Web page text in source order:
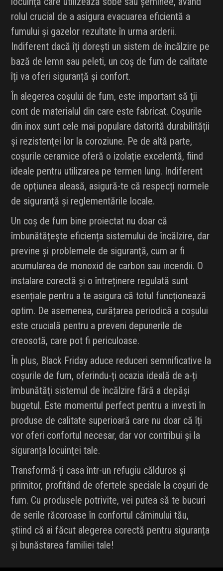
rolul crucial de a asigura evacuarea eficientă a
fumului și gazelor rezultate în urma arderii.
Indiferent dacă îți dorești un sistem de încălzire pe
bază de lemn sau peleti, un coș de fum de calitate
îți va oferi siguranță și confort.
În alegerea coșului de fum, este important să ții
cont de materialul din care este fabricat. Coșurile
din inox sunt cele mai populare datorită durabilității
și rezistenței lor la coroziune. Pe de altă parte,
coșurile ceramice oferă o izolație excelentă, fiind
ideale pentru utilizarea pe termen lung. Indiferent
de opțiunea aleasă, asigură-te că respecți normele
de siguranță și reglementările locale.
Un coș de fum bine proiectat nu doar că
îmbunătățește eficiența sistemului de încălzire, dar
previne și problemele de siguranță, cum ar fi
acumularea de monoxid de carbon sau incendii. O
instalare corectă și o întreținere regulată sunt
esențiale pentru a te asigura că totul funcționează
optim. De asemenea, curățarea periodică a coșului
este crucială pentru a preveni depunerile de
creosotă, care pot fi periculoase.
În plus, Black Friday aduce reduceri semnificative la
coșurile de fum, oferindu-ți ocazia ideală de a-ți
îmbunătăți sistemul de încălzire fără a depăși
bugetul. Este momentul perfect pentru a investi în
produse de calitate superioară care nu doar că îți
vor oferi confortul necesar, dar vor contribui și la
siguranța locuinței tale.
Transformă-ți casa într-un refugiu călduros și
primitor, profitând de ofertele speciale la coșuri de
fum. Cu produsele potrivite, vei putea să te bucuri
de serile răcoroase în confortul căminului tău,
știind că ai făcut alegerea corectă pentru siguranța
și bunăstarea familiei tale!